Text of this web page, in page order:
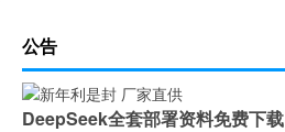
公告
DeepSeek全套部署资料免费下载